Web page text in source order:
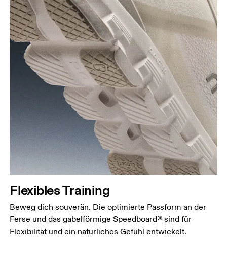
Flexibles Training
Beweg dich souverän. Die optimierte Passform an der
Ferse und das gabelförmige Speedboard® sind für
Flexibilität und ein natürliches Gefühl entwickelt.